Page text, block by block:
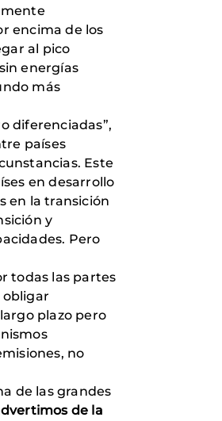
encima de los
al pico
energías
más
diferenciadas”,
países
Este
en desarrollo
en la transición
y
Pero
todas las partes
obligar
plazo pero
no
de las grandes
de la